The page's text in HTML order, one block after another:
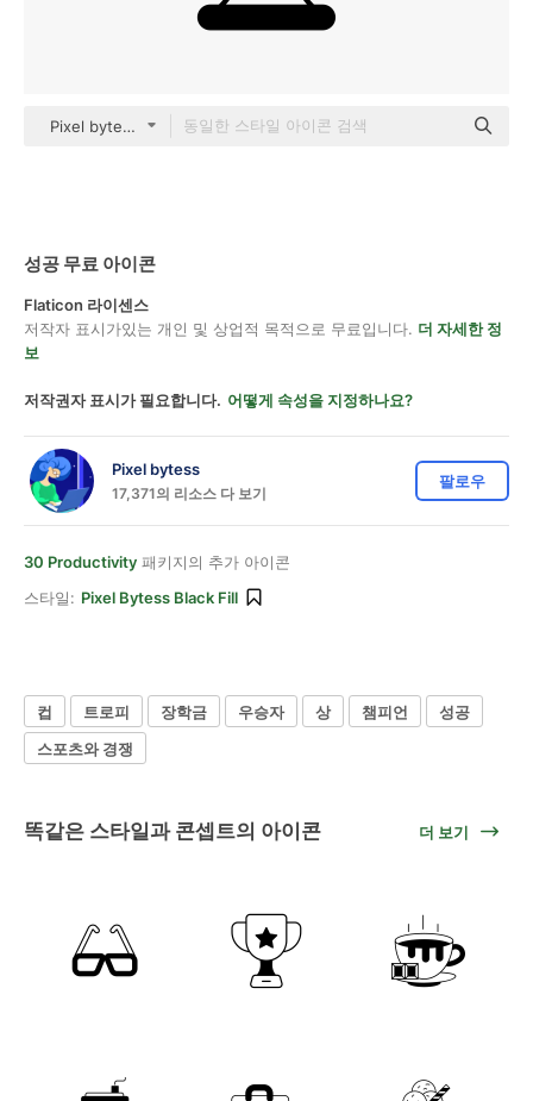
Pixel bytess black fill
성공 무료 아이콘
Flaticon 라이센스
저작자 표시가있는 개인 및 상업적 목적으로 무료입니다. 더 자세한 정
보
저작권자 표시가 필요합니다. 어떻게 속성을 지정하나요?
Pixel bytess
17,371의 리소스 다 보기
팔로우
30 Productivity 패키지의 추가 아이콘
스타일: Pixel Bytess Black Fill
컵 트로피 장학금 우승자 상 챔피언
성공
스포츠와 경쟁
똑같은 스타일과 콘셉트의 아이콘 더 보기